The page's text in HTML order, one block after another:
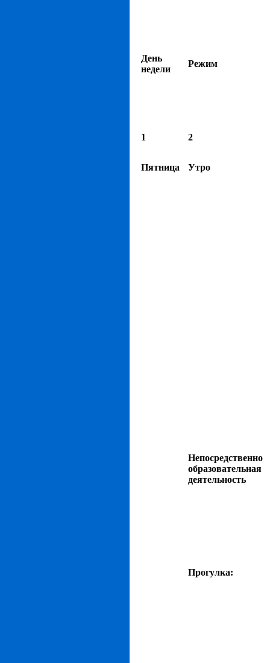
День
недели
Режим
1 2
Пятница Утро
Непосредственно
образовательная
деятельность
Прогулка: